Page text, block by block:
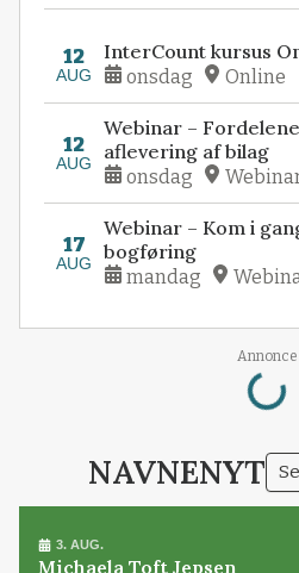
12
AUG
InterCount kursus
onsdag Online
12
AUG
Webinar –
aflevering af bilag
onsdag
17
AUG
Webinar – Kom i
bogføring
mandag
Annonce
Loading...
NAVNENYT
3. AUG.
Michaela Toft Jepsen